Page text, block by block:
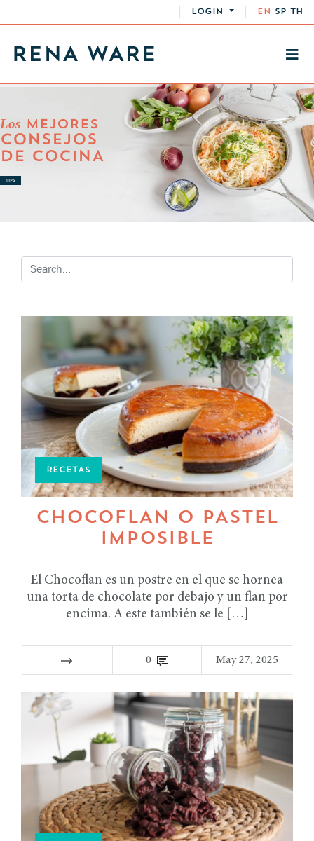
LOGIN EN SP TH
Los MEJORES
CONSEJOS
DE COCINA
TIPS
RECETAS
CHOCOFLAN O PASTEL
IMPOSIBLE
El Chocoflan es un postre en el que se hornea
una torta de chocolate por debajo y un flan por
encima. A este también se le […]
0 May 27, 2025